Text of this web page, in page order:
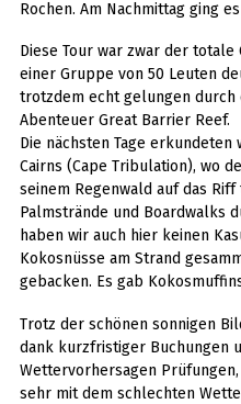
Rochen. Am Nachmittag ging
Diese Tour war zwar der
einer Gruppe von 50 Leuten
trotzdem echt gelungen durch
Abenteuer Great Barrier Reef.
Die nächsten Tage
Cairns (Cape Tribulation), wo
seinem Regenwald auf das
Palmstrände und Boardwalks
haben wir auch hier keinen
Kokosnüsse am Strand
gebacken. Es gab
Trotz der schönen sonnigen
dank kurzfristiger Buchungen
Wettervorhersagen
sehr mit dem schlechten